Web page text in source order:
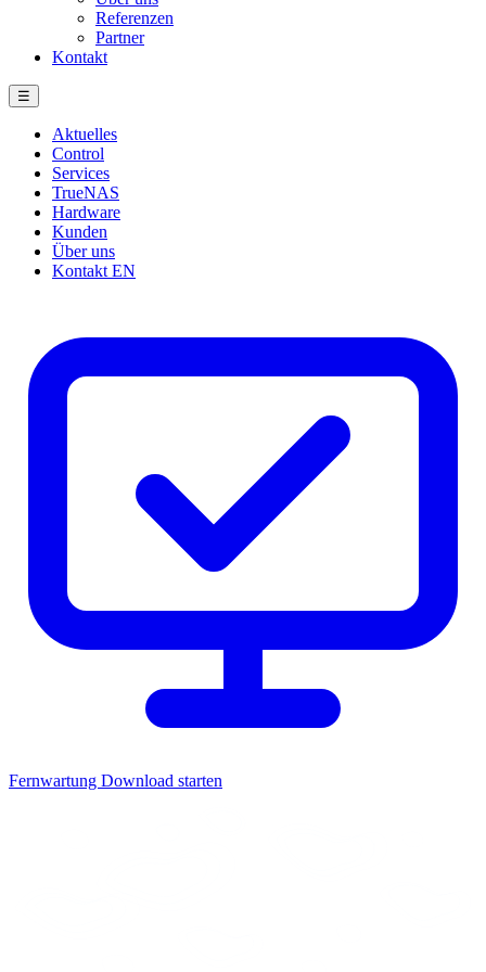
Referenzen
Partner
Kontakt
☰
Aktuelles
Control
Services
TrueNAS
Hardware
Kunden
Über uns
Kontakt EN
Fernwartung Download starten